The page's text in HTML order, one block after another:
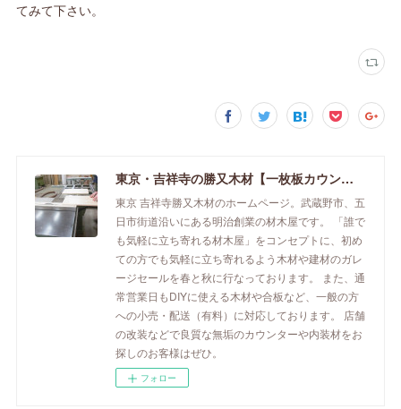
てみて下さい。
東京・吉祥寺の勝又木材【一枚板カウンター】
東京 吉祥寺勝又木材のホームページ。武蔵野市、五
日市街道沿いにある明治創業の材木屋です。 「誰で
も気軽に立ち寄れる材木屋」をコンセプトに、初め
ての方でも気軽に立ち寄れるよう木材や建材のガレ
ージセールを春と秋に行なっております。 また、通
常営業日もDIYに使える木材や合板など、一般の方
への小売・配送（有料）に対応しております。 店舗
の改装などで良質な無垢のカウンターや内装材をお
探しのお客様はぜひ。
フォロー